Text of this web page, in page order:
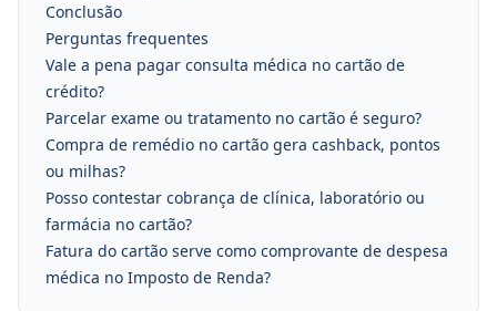
Conclusão
Perguntas frequentes
Vale a pena pagar consulta médica no cartão de
crédito?
Parcelar exame ou tratamento no cartão é seguro?
Compra de remédio no cartão gera cashback, pontos
ou milhas?
Posso contestar cobrança de clínica, laboratório ou
farmácia no cartão?
Fatura do cartão serve como comprovante de despesa
médica no Imposto de Renda?